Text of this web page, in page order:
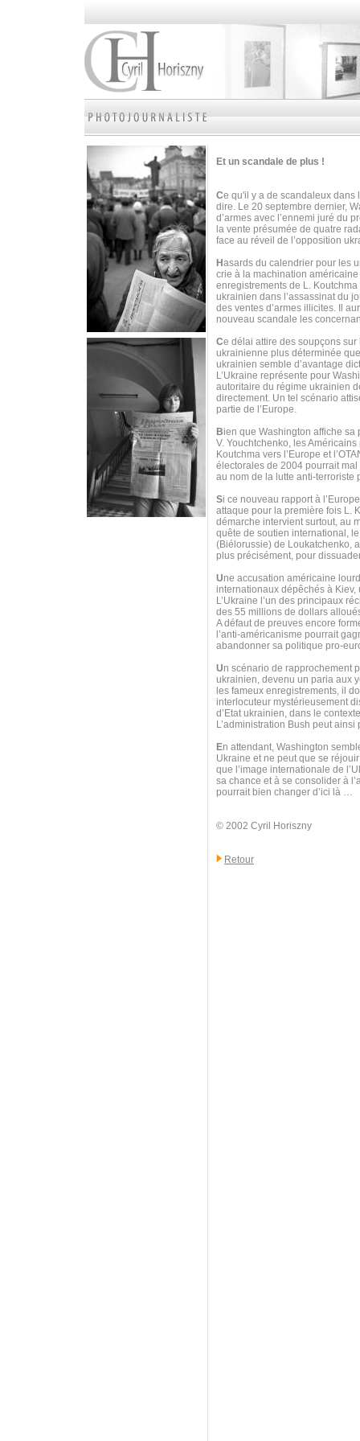
Et un scandale de plus !
Ce qu'il y a de scandaleux dans
dire. Le 20 septembre dernier,
d’armes avec l’ennemi juré du
la vente présumée de quatre
face au réveil de l’opposition
H asards du calendrier pour les
crie à la machination
enregistrements de L.
ukrainien dans l’assassinat du
des ventes d’armes illicites. Il
nouveau scandale les
Ce délai attire des soupçons
ukrainienne plus déterminée
ukrainien semble d’avantage
L’Ukraine représente pour
autoritaire du régime ukrainien
directement. Un tel scénario
partie de l’Europe.
Bien que Washington affiche
V. Youchtchenko, les
Koutchma vers l’Europe et
électorales de 2004 pourrait
au nom de la lutte anti-terroriste
Si ce nouveau rapport à
attaque pour la première fois L.
démarche intervient surtout, au
quête de soutien international,
(Biélorussie) de Loukatchenko,
plus précisément, pour
Une accusation américaine
internationaux dépêchés à
L’Ukraine l’un des principaux
des 55 millions de dollars
A défaut de preuves encore
l’anti-américanisme pourrait
abandonner sa politique pro-
Un scénario de rapprochement
ukrainien, devenu un paria aux
les fameux enregistrements, il
interlocuteur mystérieusement
d’Etat ukrainien, dans le
L’administration Bush peut
En attendant, Washington
Ukraine et ne peut que se
que l’image internationale de
sa chance et à se consolider à
pourrait bien changer d’ici là …
© 2002 Cyril Horiszny
Retour